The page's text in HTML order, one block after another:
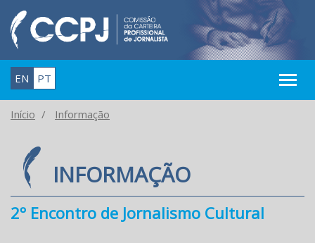
EN PT
Início Informação
INFORMAÇÃO
2º Encontro de Jornalismo Cultural